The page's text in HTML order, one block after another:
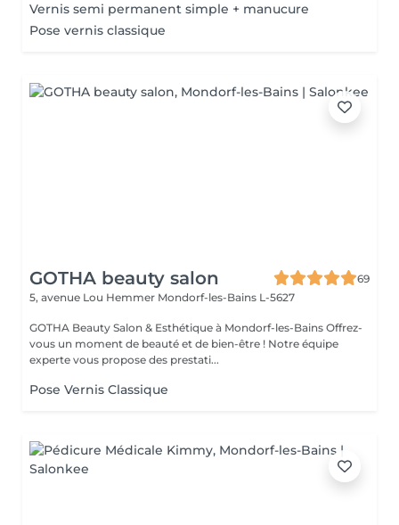
Vernis semi permanent simple + manucure
Pose vernis classique
GOTHA beauty salon
69
5, avenue Lou Hemmer Mondorf-les-Bains L-5627
GOTHA Beauty Salon & Esthétique à Mondorf-les-Bains Offrez-
vous un moment de beauté et de bien-être ! Notre équipe
experte vous propose des prestati...
Pose Vernis Classique